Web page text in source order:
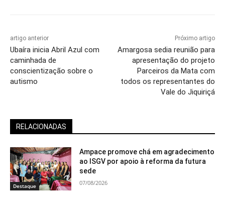
artigo anterior
Ubaíra inicia Abril Azul com
caminhada de
conscientização sobre o
autismo
Próximo artigo
Amargosa sedia reunião para
apresentação do projeto
Parceiros da Mata com
todos os representantes do
Vale do Jiquiriçá
RELACIONADAS
Destaque
Ampace promove chá em agradecimento
ao ISGV por apoio à reforma da futura
sede
07/08/2026